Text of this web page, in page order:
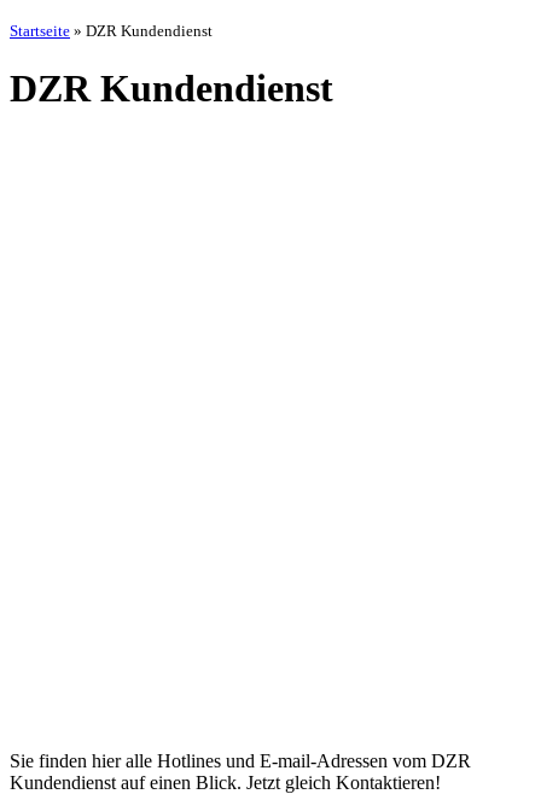
Startseite » DZR Kundendienst
DZR Kundendienst
Sie finden hier alle Hotlines und E-mail-Adressen vom DZR
Kundendienst auf einen Blick. Jetzt gleich Kontaktieren!